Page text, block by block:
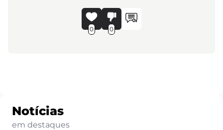
0 0
Notícias
em destaques